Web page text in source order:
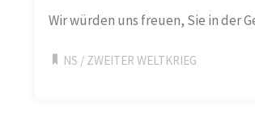
Wir würden uns freuen, Sie in der
NS / ZWEITER WELTKRIEG